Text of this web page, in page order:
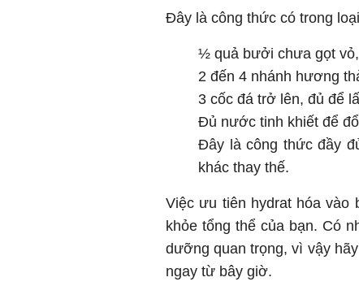
Đây là công thức có trong
½ quả bưởi chưa gọt
2 đến 4 nhánh hương
3 cốc đá trở lên, đủ để
Đủ nước tinh khiết để
Đây là công thức đầy
khác thay thế.
Việc ưu tiên hydrat hóa vào
khỏe tổng thể của bạn. Có
dưỡng quan trọng, vì vậy
ngay từ bây giờ.